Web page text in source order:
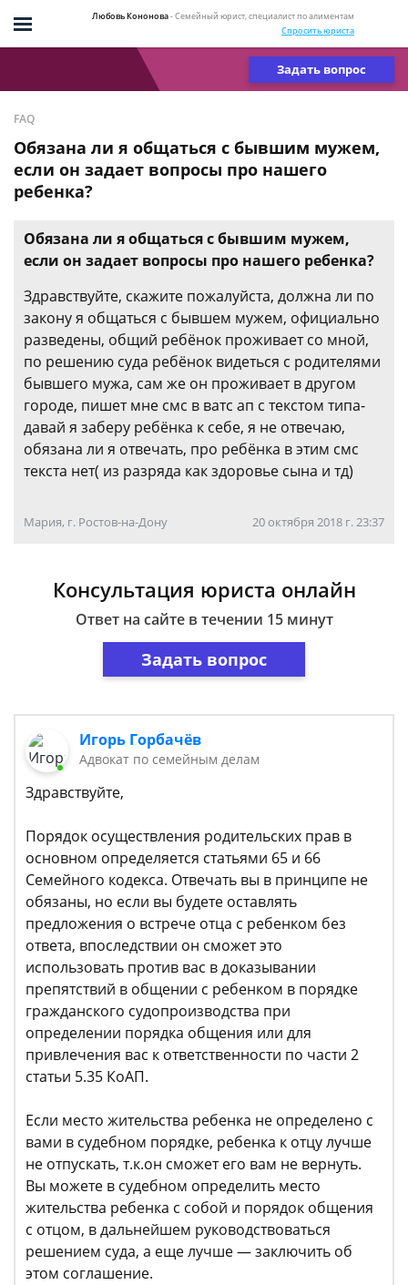
Любовь Кононова- Семейный юрист, специалист по алиментам
Спросить юриста
Задать вопрос
FAQ
Обязана ли я общаться с бывшим мужем,
если он задает вопросы про нашего
ребенка?
Обязана ли я общаться с бывшим мужем,
если он задает вопросы про нашего ребенка?
Здравствуйте, скажите пожалуйста, должна ли по
закону я общаться с бывшем мужем, официально
разведены, общий ребёнок проживает со мной,
по решению суда ребёнок видеться с родителями
бывшего мужа, сам же он проживает в другом
городе, пишет мне смс в ватс ап с текстом типа-
давай я заберу ребёнка к себе, я не отвечаю,
обязана ли я отвечать, про ребёнка в этим смс
текста нет( из разряда как здоровье сына и тд)
Мария, г. Ростов-на-Дону 20 октября 2018 г. 23:37
Консультация юриста онлайн
Ответ на сайте в течении 15 минут
Задать вопрос
Игорь Горбачёв
Адвокат по семейным делам
Здравствуйте,
Порядок осуществления родительских прав в
основном определяется статьями 65 и 66
Семейного кодекса. Отвечать вы в принципе не
обязаны, но если вы будете оставлять
предложения о встрече отца с ребенком без
ответа, впоследствии он сможет это
использовать против вас в доказывании
препятствий в общении с ребенком в порядке
гражданского судопроизводства при
определении порядка общения или для
привлечения вас к ответственности по части 2
статьи 5.35 КоАП.
Если место жительства ребенка не определено с
вами в судебном порядке, ребенка к отцу лучше
не отпускать, т.к.он сможет его вам не вернуть.
Вы можете в судебном определить место
жительства ребенка с собой и порядок общения
с отцом, в дальнейшем руководствоваться
решением суда, а еще лучше — заключить об
этом соглашение.